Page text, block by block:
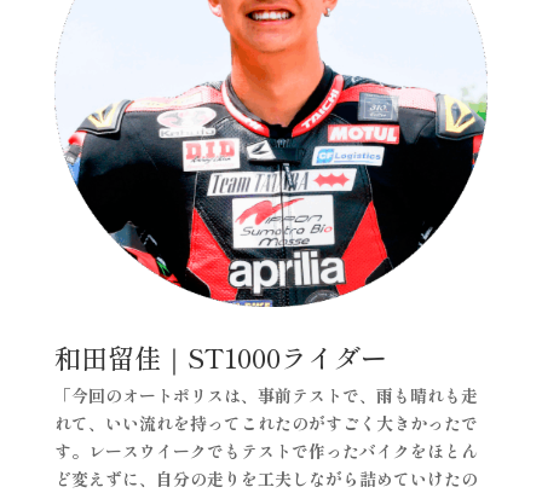
和田留佳｜ST1000ライダー
「今回のオートポリスは、事前テストで、雨も晴れも走
れて、いい流れを持ってこれたのがすごく大きかったで
す。レースウイークでもテストで作ったバイクをほとん
ど変えずに、自分の走りを工夫しながら詰めていけたの